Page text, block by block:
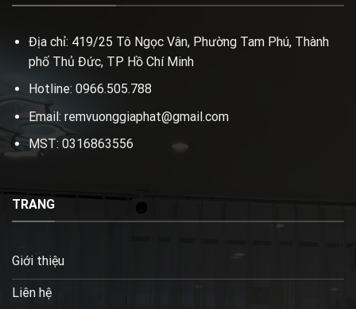
Địa chỉ: 419/25 Tô Ngọc Vân, Phường Tam Phú, Thành
phố Thủ Đức, TP Hồ Chí Minh
Hotline: 0966.505.788
Email: remvuonggiaphat@gmail.com
MST: 0316863556
TRANG
Giới thiệu
Liên hệ